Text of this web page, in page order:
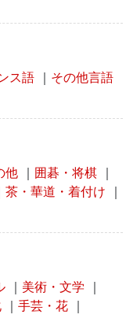
ス語 ｜ その他言語
他 ｜ 囲碁・将棋 ｜
茶・華道・着付け ｜
｜ 美術・文学 ｜
｜ 手芸・花 ｜